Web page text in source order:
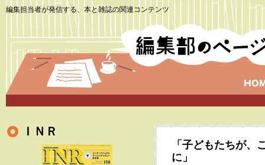
編集担当者が発信する、本と雑誌の関連コンテンツ
「子どもたちが、
に」
ＩＮＲ